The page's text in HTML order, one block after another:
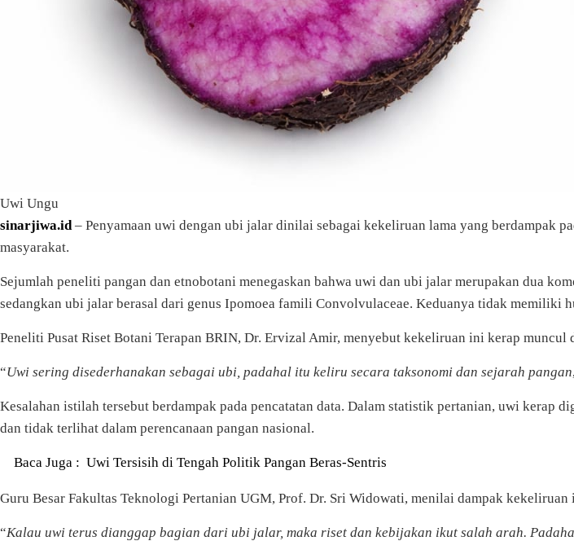
Uwi Ungu
sinarjiwa.id– Penyamaan uwi dengan ubi jalar dinilai sebagai kekeliruan lama yang berdampak
masyarakat.
Sejumlah peneliti pangan dan etnobotani menegaskan bahwa uwi dan ubi jalar merupakan dua
sedangkan ubi jalar berasal dari genus Ipomoea famili Convolvulaceae. Keduanya tidak memiliki
Peneliti Pusat Riset Botani Terapan BRIN, Dr. Ervizal Amir, menyebut kekeliruan ini kerap muncul
“Uwi sering disederhanakan sebagai ubi, padahal itu keliru secara taksonomi dan sejarah pangan
Kesalahan istilah tersebut berdampak pada pencatatan data. Dalam statistik pertanian, uwi
dan tidak terlihat dalam perencanaan pangan nasional.
Baca Juga : Uwi Tersisih di Tengah Politik Pangan Beras-Sentris
Guru Besar Fakultas Teknologi Pertanian UGM, Prof. Dr. Sri Widowati, menilai dampak
“Kalau uwi terus dianggap bagian dari ubi jalar, maka riset dan kebijakan ikut salah arah.